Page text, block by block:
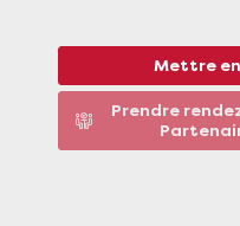
Mettre
Prendre